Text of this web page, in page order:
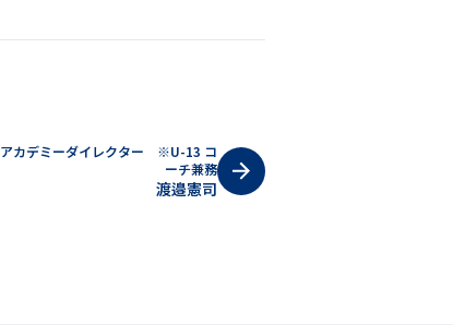
アカデミーダイレクター ※U-13 コ
ーチ兼務
渡邉憲司